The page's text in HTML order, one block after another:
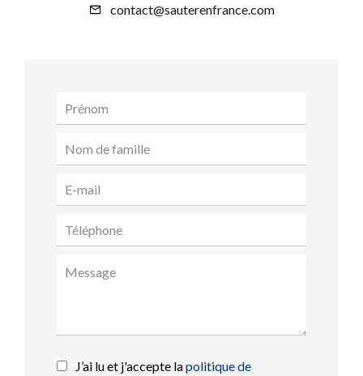
contact@sauterenfrance.com
J’ai lu et j'accepte lapolitique de